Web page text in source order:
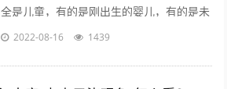
全是儿童，有的是刚出生的婴儿，有的是未
上幼儿园的幼儿，有的是幼儿园的孩子，还
2022-08-16 1439